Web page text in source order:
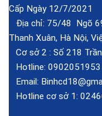
Cấp Ngày 12/7/2021
Địa chỉ: 75/48 Ngõ
Thanh Xuân, Hà Nội,
Cơ sở 2 : Số 218
Hotline: 0902051953
Email:
Hotline cơ sở 1: